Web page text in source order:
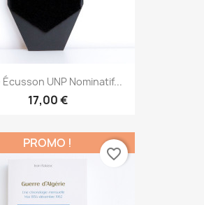
UNP Nominatif...
17,00 €
PROMO !
favorite_border